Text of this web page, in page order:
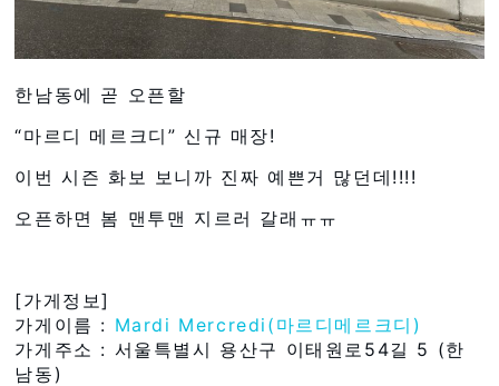
한남동에 곧 오픈할
“마르디 메르크디” 신규 매장!
이번 시즌 화보 보니까 진짜 예쁜거 많던데!!!!
오픈하면 봄 맨투맨 지르러 갈래ㅠㅠ
[가게정보]
가게이름 : Mardi Mercredi(마르디메르크디)
가게주소 : 서울특별시 용산구 이태원로54길 5 (한
남동)